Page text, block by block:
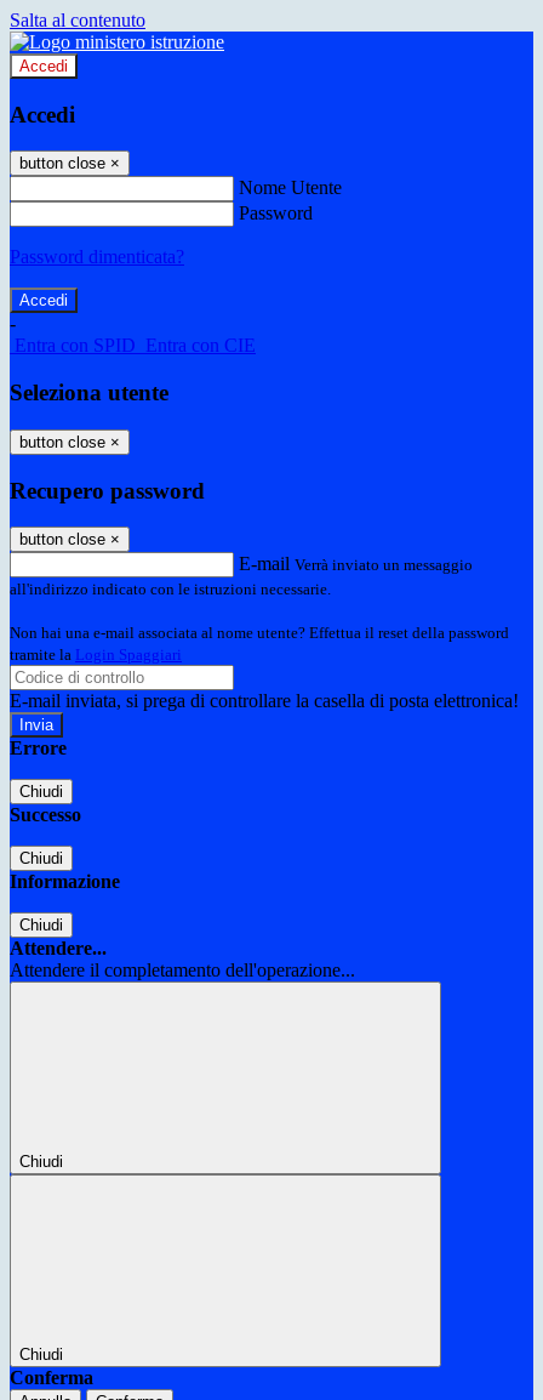
Salta al contenuto
Accedi
Accedi
button close ×
Nome Utente
Password
Password dimenticata?
-
Entra con SPID Entra con CIE
Seleziona utente
button close ×
Recupero password
button close ×
E-mail Verrà inviato un messaggio
all'indirizzo indicato con le istruzioni necessarie.
Non hai una e-mail associata al nome utente? Effettua il reset della password
tramite la Login Spaggiari
E-mail inviata, si prega di controllare la casella di posta elettronica!
Errore
Chiudi
Successo
Chiudi
Informazione
Chiudi
Attendere...
Attendere il completamento dell'operazione...
Chiudi
Chiudi
Conferma